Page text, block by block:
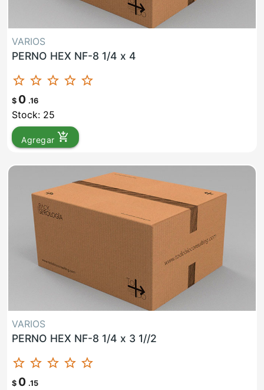
VARIOS
PERNO HEX NF-8 1/4 x 4
star_border star_border star_border star_border star_border
$ 0 .16
Stock: 25
Agregar add_shopping_cart
VARIOS
PERNO HEX NF-8 1/4 x 3 1//2
star_border star_border star_border star_border star_border
$ 0 .15